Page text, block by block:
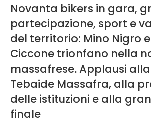
Novanta bikers in gara,
partecipazione, sport e
del territorio: Mino Nigro
Ciccone trionfano nella
massafrese. Applausi alla
Tebaide Massafra, alla
delle istituzioni e alla
finale